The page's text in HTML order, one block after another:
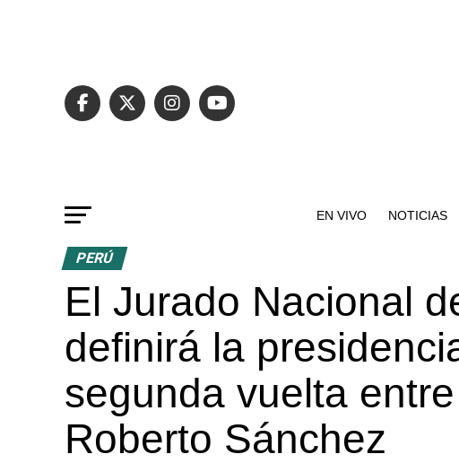
EN VIVO NOTICIAS
PERÚ
El Jurado Nacional
definirá la
segunda vuelta
Roberto Sánchez